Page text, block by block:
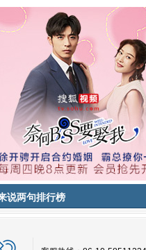
说两句排行榜